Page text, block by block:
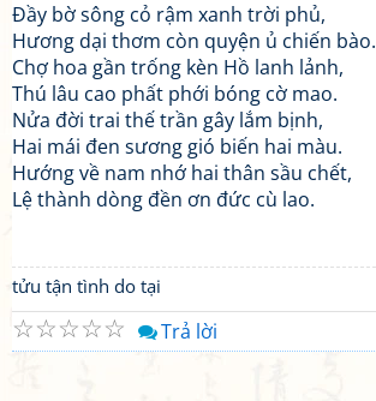
Đầy bờ sông cỏ rậm xanh trời phủ,
Hương dại thơm còn quyện ủ chiến bào.
Chợ hoa gần trống kèn Hồ lanh lảnh,
Thú lâu cao phất phới bóng cờ mao.
Nửa đời trai thế trần gây lắm bịnh,
Hai mái đen sương gió biến hai màu.
Hướng về nam nhớ hai thân sầu chết,
Lệ thành dòng đền ơn đức cù lao.
tửu tận tình do tại
☆
☆
☆
☆
☆ Trả lời